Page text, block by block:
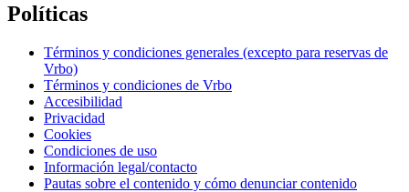
Políticas
Términos y condiciones generales (excepto para reservas de
Vrbo)
Términos y condiciones de Vrbo
Accesibilidad
Privacidad
Cookies
Condiciones de uso
Información legal/contacto
Pautas sobre el contenido y cómo denunciar contenido